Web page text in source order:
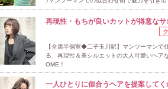
再現性・もちが良いカットが得意なサ
【全席半個室◆二子玉川駅】マンツーマンで
る、再現性＆美シルエットの大人可愛いヘア
OME！
一人ひとりに似合うヘアを提案してく